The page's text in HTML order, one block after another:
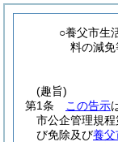
○養父市生
料の減免
(趣旨)
第1条
この告示
市公企管理規程
び免除及び養父